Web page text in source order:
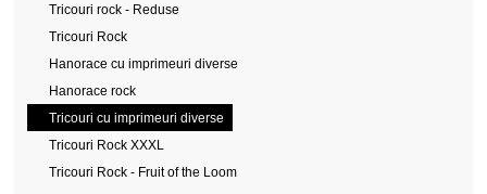
Tricouri rock - Reduse
Tricouri Rock
Hanorace cu imprimeuri diverse
Hanorace rock
Tricouri cu imprimeuri diverse
Tricouri Rock XXXL
Tricouri Rock - Fruit of the Loom